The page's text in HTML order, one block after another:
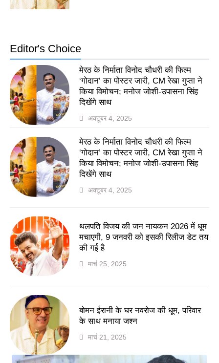
Editor's Choice
मेरठ के निर्माता विनोद चौधरी की फिल्म
‘गोदान’ का पोस्टर जारी, CM रेखा गुप्ता ने
किया विमोचन; मनोज जोशी-उपासना सिंह
दिखेंगे साथ
अक्टूबर 4, 2025
मेरठ के निर्माता विनोद चौधरी की फिल्म
‘गोदान’ का पोस्टर जारी, CM रेखा गुप्ता ने
किया विमोचन; मनोज जोशी-उपासना सिंह
दिखेंगे साथ
अक्टूबर 4, 2025
थलपति विजय की जन नायकन 2026 में धूम
मचाएगी, 9 जनवरी को इसकी रिलीज डेट तय
की गई है
मार्च 25, 2025
बोमन ईरानी के घर नवरोज की धूम, परिवार
के साथ मनाया जश्न
मार्च 21, 2025